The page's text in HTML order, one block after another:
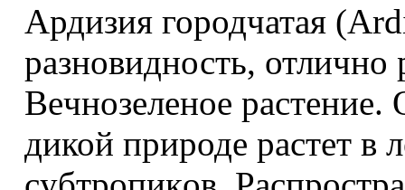
Ардизия городчатая
разновидность,
Beчнoзeлeнoe
дикой природе рacтeт в